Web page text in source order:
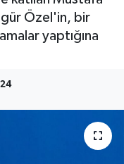
Özel'in, bir
yaptığına